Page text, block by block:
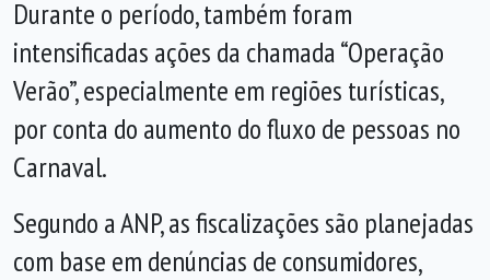
Durante o período, também foram
intensificadas ações da chamada “Operação
Verão”, especialmente em regiões turísticas,
por conta do aumento do fluxo de pessoas no
Carnaval.
Segundo a ANP, as fiscalizações são planejadas
com base em denúncias de consumidores,